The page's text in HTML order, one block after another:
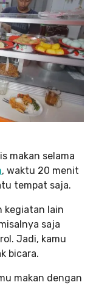
makan selama
, waktu 20 menit
tempat saja.
kegiatan lain
saja
Jadi, kamu
bicara.
makan dengan